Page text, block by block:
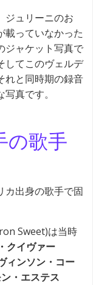
ジュリーニのお
載っていなかった
ジャケット写真で
してこのヴェルデ
れと同時期の録音
真です。
の歌手
カ出身の歌手で固
Sweet)は当時
クイヴァー
ィンソン・コー
・エステス